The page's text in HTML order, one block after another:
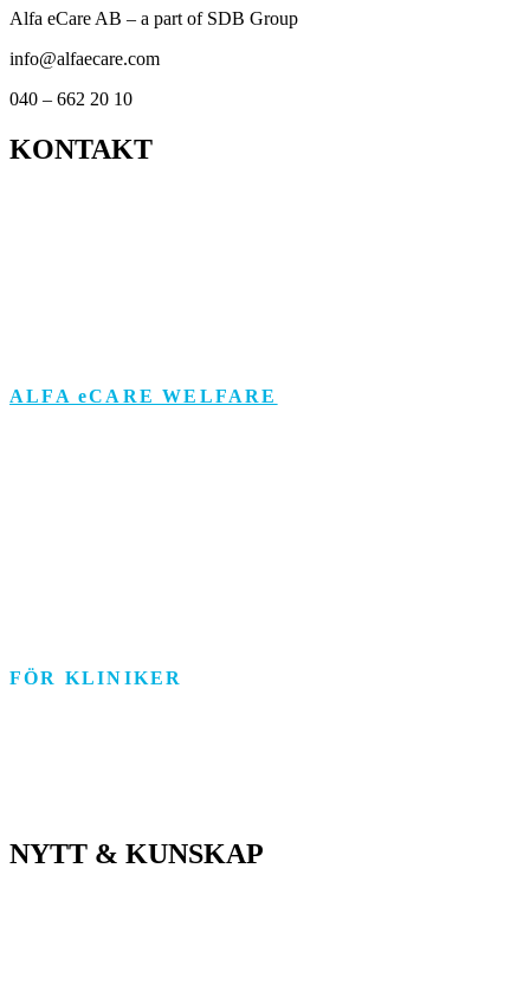
Alfa eCare AB – a part of SDB Group
info@alfaecare.com
040 – 662 20 10
KONTAKT
ALFA eCARE WELFARE
FÖR KLINIKER
NYTT & KUNSKAP